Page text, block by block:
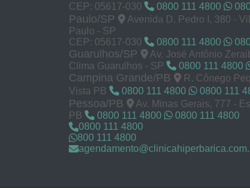
CEP: 05617-030
0800 111 4800
Paulo/SP
Avenida D. Pedro I, 380 -
Paulo - SP
CEP: 05617-030
0800 111 4800
Guarulhos/SP
Av. José Antônio
Clima Guarulhos - SP
0800 111 4800
Campina Grande/PB
R. Cônego
Vista PB
0800 111 4800 0800 111
Pessoa/PB
Av. Minas Gerais, 777 -
PB
0800 111 4800
0800 111 4800
0800 111 4800
800 111 4800